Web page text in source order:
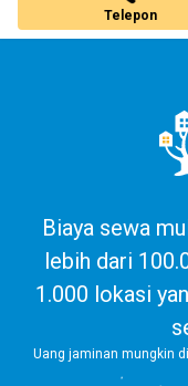
Telepon
Biaya sewa
lebih dari
1.000 lokasi
Uang jaminan mungkin